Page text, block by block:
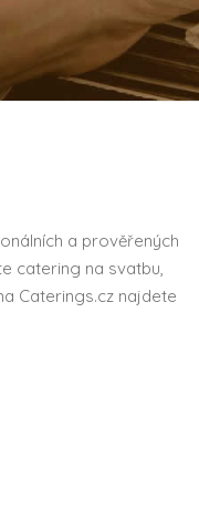
a prověřených
catering na svatbu,
Caterings.cz najdete